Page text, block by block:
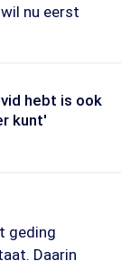
nu eerst
hebt is ook
kunt'
geding
Daarin